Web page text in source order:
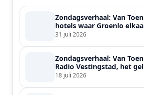
Zondagsverhaal: Van
hotels waar Groenlo
31 juli 2026
Zondagsverhaal: Van
Radio Vestingstad, het
de streek
18 juli 2026